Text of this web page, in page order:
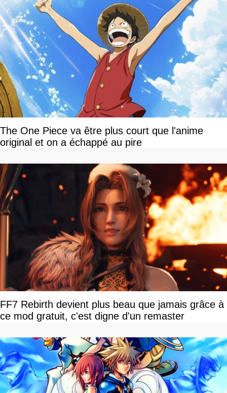
The One Piece va être plus court que l'anime
original et on a échappé au pire
FF7 Rebirth devient plus beau que jamais grâce à
ce mod gratuit, c'est digne d'un remaster